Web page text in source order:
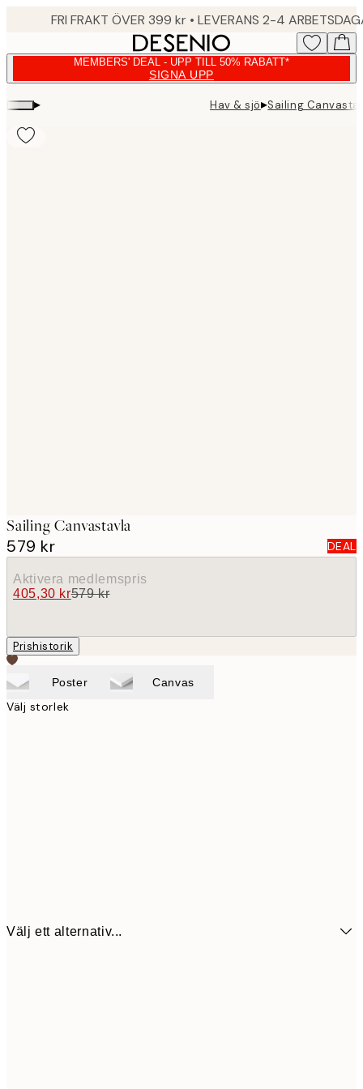
FRI FRAKT ÖVER 399 kr • LEVERANS 2-4
MEMBERS' DEAL - UPP TILL 50% RABATT*
SIGNA UPP
▸ Hav & sjö▸Sailing
Sailing Canvastavla
579 kr DEAL
Aktivera medlemspris
405,30 kr579 kr
Prishistorik
Poster Canvas
Välj storlek
Välj ett alternativ...